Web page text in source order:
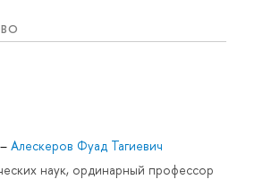
– Алескеров Фуад Тагиевич
наук, ординарный профессор